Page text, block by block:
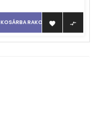
KOSÁRBA RAKOM  